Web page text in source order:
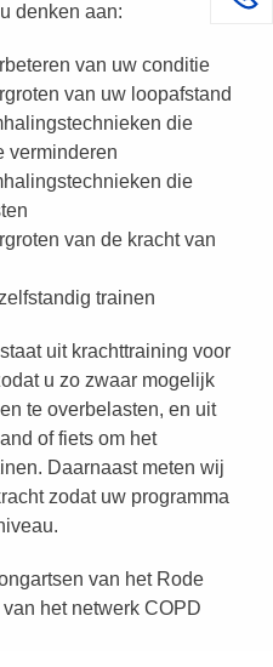
denken aan:
van uw conditie
van uw loopafstand
die
verminderen
die
van de kracht van
trainen
uit krachttraining voor
u zo zwaar mogelijk
te overbelasten, en uit
of fiets om het
Daarnaast meten wij
zodat uw programma
van het Rode
het netwerk COPD